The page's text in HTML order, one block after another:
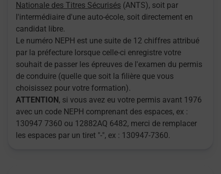
Nationale des Titres Sécurisés (ANTS), soit par
l'intermédiaire d'une auto-école, soit directement en
candidat libre.
Le numéro NEPH est une suite de 12 chiffres attribué
par la préfecture lorsque celle-ci enregistre votre
souhait de passer les épreuves de l'examen du permis
de conduire (quelle que soit la filière que vous
choisissez pour votre formation).
ATTENTION , si vous avez eu votre permis avant 1976
avec un code NEPH comprenant des espaces, ex :
130947 7360 ou 12882AQ 6482, merci de remplacer
les espaces par un tiret "-", ex : 130947-7360.